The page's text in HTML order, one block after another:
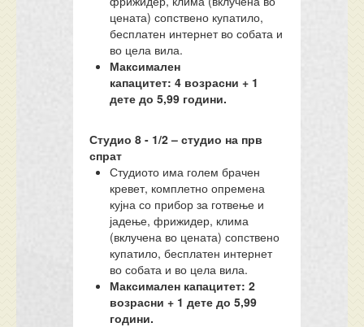
цената) сопствено купатило,
бесплатен интернет во собата и
во цела вила.
Максимален
капацитет:4 возрасни + 1
дете до 5,99 години.
Студио8 - 1/2–студио на прв
спрат
Студиото има голем брачен
кревет, комплетно опремена
кујна со прибор за готвење и
јадење, фрижидер, клима
(вклучена во цената) сопствено
купатило, бесплатен интернет
во собата и во цела вила.
Максимален капацитет: 2
возрасни + 1 дете до 5,99
години.